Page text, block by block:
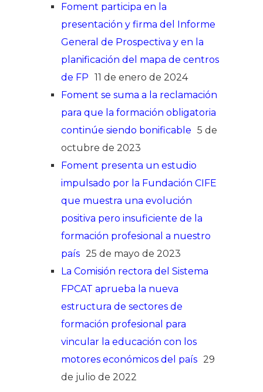
Foment participa en la
presentación y firma del Informe
General de Prospectiva y en la
planificación del mapa de centros
de FP 11 de enero de 2024
Foment se suma a la reclamación
para que la formación obligatoria
continúe siendo bonificable 5 de
octubre de 2023
Foment presenta un estudio
impulsado por la Fundación CIFE
que muestra una evolución
positiva pero insuficiente de la
formación profesional a nuestro
país 25 de mayo de 2023
La Comisión rectora del Sistema
FPCAT aprueba la nueva
estructura de sectores de
formación profesional para
vincular la educación con los
motores económicos del país 29
de julio de 2022